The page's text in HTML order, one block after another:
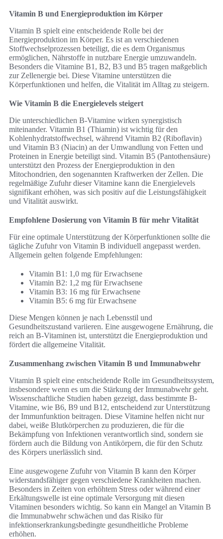
Vitamin B und Energieproduktion im Körper
Vitamin B spielt eine entscheidende Rolle bei der
Energieproduktion im Körper. Es ist an verschiedenen
Stoffwechselprozessen beteiligt, die es dem Organismus
ermöglichen, Nährstoffe in nutzbare Energie umzuwandeln.
Besonders die Vitamine B1, B2, B3 und B5 tragen maßgeblich
zur Zellenergie bei. Diese Vitamine unterstützen die
Körperfunktionen und helfen, die Vitalität im Alltag zu steigern.
Wie Vitamin B die Energielevels steigert
Die unterschiedlichen B-Vitamine wirken synergistisch
miteinander. Vitamin B1 (Thiamin) ist wichtig für den
Kohlenhydratstoffwechsel, während Vitamin B2 (Riboflavin)
und Vitamin B3 (Niacin) an der Umwandlung von Fetten und
Proteinen in Energie beteiligt sind. Vitamin B5 (Pantothensäure)
unterstützt den Prozess der Energieproduktion in den
Mitochondrien, den sogenannten Kraftwerken der Zellen. Die
regelmäßige Zufuhr dieser Vitamine kann die Energielevels
signifikant erhöhen, was sich positiv auf die Leistungsfähigkeit
und Vitalität auswirkt.
Empfohlene Dosierung von Vitamin B für mehr Vitalität
Für eine optimale Unterstützung der Körperfunktionen sollte die
tägliche Zufuhr von Vitamin B individuell angepasst werden.
Allgemein gelten folgende Empfehlungen:
Vitamin B1: 1,0 mg für Erwachsene
Vitamin B2: 1,2 mg für Erwachsene
Vitamin B3: 16 mg für Erwachsene
Vitamin B5: 6 mg für Erwachsene
Diese Mengen können je nach Lebensstil und
Gesundheitszustand variieren. Eine ausgewogene Ernährung, die
reich an B-Vitaminen ist, unterstützt die Energieproduktion und
fördert die allgemeine Vitalität.
Zusammenhang zwischen Vitamin B und Immunabwehr
Vitamin B spielt eine entscheidende Rolle im Gesundheitssystem,
insbesondere wenn es um die Stärkung der Immunabwehr geht.
Wissenschaftliche Studien haben gezeigt, dass bestimmte B-
Vitamine, wie B6, B9 und B12, entscheidend zur Unterstützung
der Immunfunktion beitragen. Diese Vitamine helfen nicht nur
dabei, weiße Blutkörperchen zu produzieren, die für die
Bekämpfung von Infektionen verantwortlich sind, sondern sie
fördern auch die Bildung von Antikörpern, die für den Schutz
des Körpers unerlässlich sind.
Eine ausgewogene Zufuhr von Vitamin B kann den Körper
widerstandsfähiger gegen verschiedene Krankheiten machen.
Besonders in Zeiten von erhöhtem Stress oder während einer
Erkältungswelle ist eine optimale Versorgung mit diesen
Vitaminen besonders wichtig. So kann ein Mangel an Vitamin B
die Immunabwehr schwächen und das Risiko für
infektionserkrankungsbedingte gesundheitliche Probleme
erhöhen.